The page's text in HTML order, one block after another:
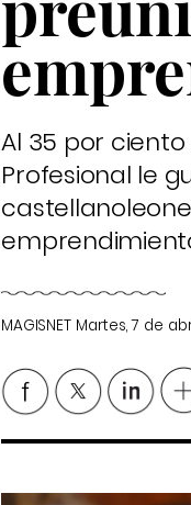
Al 35 por
Profesional le
MAGISNET Martes, 7 de